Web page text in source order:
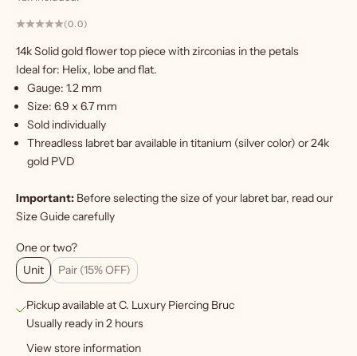
(0.0)
14k Solid gold flower top piece with zirconias in the petals
Ideal for: Helix, lobe and flat.
Gauge: 1.2 mm
Size: 6.9 x 6.7 mm
Sold individually
Threadless labret baravailable in titanium (silver color) or 24k
gold PVD
Important: Before selecting the size of your labret bar, read our
Size Guidecarefully
One or two?
Unit
Pair (15% OFF)
Pickup available at C. Luxury Piercing Bruc
Usually ready in 2 hours
View store information